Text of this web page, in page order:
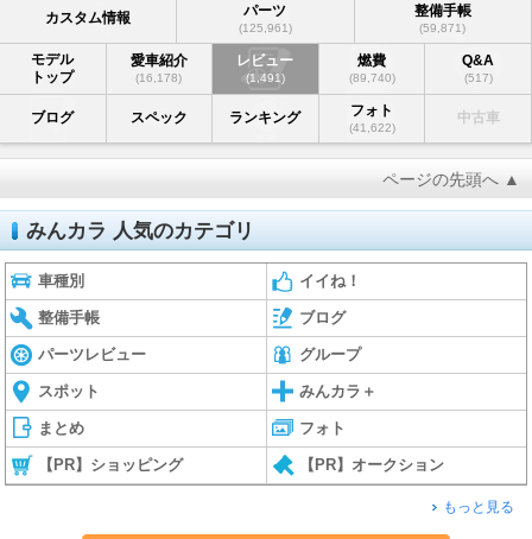
カスタム情報 パーツ
(125,961)
整備手帳
(59,871)
モデル
トップ
愛車紹介
(16,178)
レビュー
(1,491)
燃費
(89,740)
Q&A
(517)
ブログ スペック ランキング フォト
(41,622)
中古車
ページの先頭へ ▲
みんカラ 人気のカテゴリ
車種別 イイね！
整備手帳 ブログ
パーツレビュー グループ
スポット みんカラ＋
まとめ フォト
【PR】ショッピング 【PR】オークション
もっと見る